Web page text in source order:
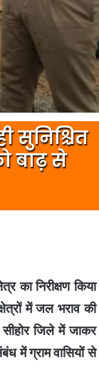
सुनिश्चित
बाढ़ से
का निरीक्षण किया
में जल भराव की
सीहोर जिले में जाकर
में ग्राम वासियों से